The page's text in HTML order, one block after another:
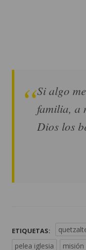
Si algo
familia, a
Dios los
ETIQUETAS:
pelea iglesia